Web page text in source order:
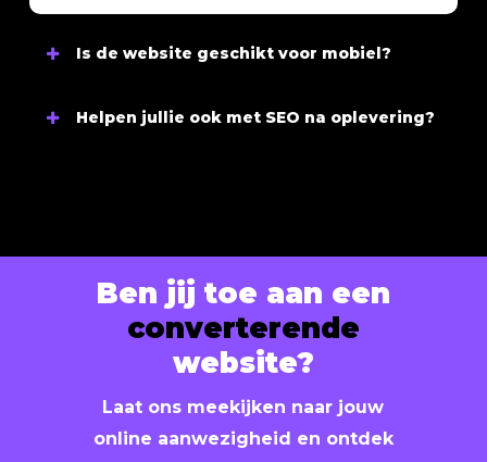
Is de website geschikt voor mobiel?
Ja, uw website wordt volledig
Helpen jullie ook met SEO na oplevering?
oplevering onsgratis basis SEO-pakket.
Wilt u hoger scoren in Google? Dan
kunnen wijextra landingspagina’s,
dienstpagina’s en contentontwikkelen,
voor blijvende groei.
Ben jij toe aan een
converterende
website?
Laat ons meekijken naar jouw
online aanwezigheid en ontdek